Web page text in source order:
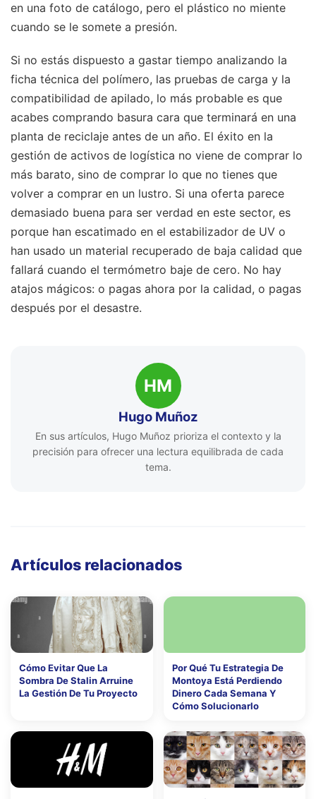
en una foto de catálogo, pero el plástico no miente
cuando se le somete a presión.
Si no estás dispuesto a gastar tiempo analizando la
ficha técnica del polímero, las pruebas de carga y la
compatibilidad de apilado, lo más probable es que
acabes comprando basura cara que terminará en una
planta de reciclaje antes de un año. El éxito en la
gestión de activos de logística no viene de comprar lo
más barato, sino de comprar lo que no tienes que
volver a comprar en un lustro. Si una oferta parece
demasiado buena para ser verdad en este sector, es
porque han escatimado en el estabilizador de UV o
han usado un material recuperado de baja calidad que
fallará cuando el termómetro baje de cero. No hay
atajos mágicos: o pagas ahora por la calidad, o pagas
después por el desastre.
HM
Hugo Muñoz
En sus artículos, Hugo Muñoz prioriza el contexto y la
precisión para ofrecer una lectura equilibrada de cada
tema.
Artículos relacionados
Cómo Evitar Que La
Sombra De Stalin Arruine
La Gestión De Tu Proyecto
Por Qué Tu Estrategia De
Montoya Está Perdiendo
Dinero Cada Semana Y
Cómo Solucionarlo